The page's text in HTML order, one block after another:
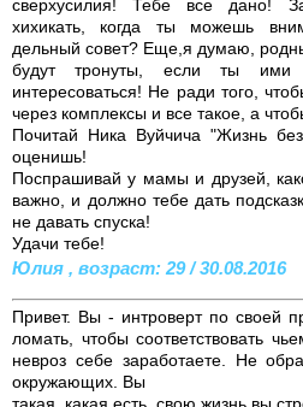
сверхусилия! Тебе все дано!
хихикать, когда ты можешь
дельный совет? Еще,я думаю,
будут тронуты, если ты ими
интересоваться! Не ради того,
через комплексы и все такое, а
Почитай Ника Вуйчича "Жизнь
оценишь!
Поспрашивай у мамы и друзей,
важно, и должно тебе дать
не давать спуска!
Удачи тебе!
Юлия , возраст: 29 / 30.08.2016
Привет. Вы - интроверт по своей
ломать, чтобы соответствовать
невроз себе заработаете. Не
окружающих. Вы
такая, какая есть, свою жизнь вы